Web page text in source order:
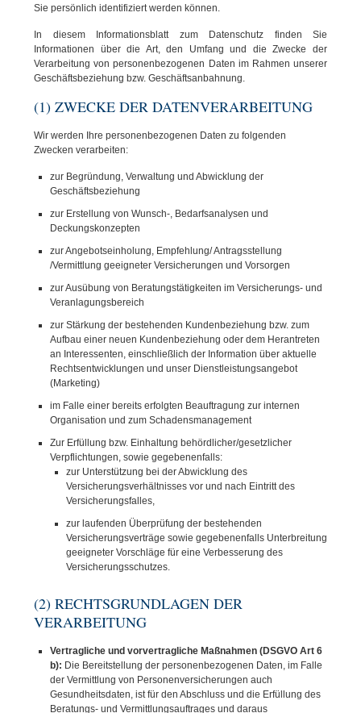
Sie persönlich identifiziert werden können.
In diesem Informationsblatt zum Datenschutz finden Sie
Informationen über die Art, den Umfang und die Zwecke der
Verarbeitung von personenbezogenen Daten im Rahmen unserer
Geschäftsbeziehung bzw. Geschäftsanbahnung.
(1) ZWECKE DER DATENVERARBEITUNG
Wir werden Ihre personenbezogenen Daten zu folgenden
Zwecken verarbeiten:
zur Begründung, Verwaltung und Abwicklung der
Geschäftsbeziehung
zur Erstellung von Wunsch-, Bedarfsanalysen und
Deckungskonzepten
zur Angebotseinholung, Empfehlung/ Antragsstellung
/Vermittlung geeigneter Versicherungen und Vorsorgen
zur Ausübung von Beratungstätigkeiten im Versicherungs- und
Veranlagungsbereich
zur Stärkung der bestehenden Kundenbeziehung bzw. zum
Aufbau einer neuen Kundenbeziehung oder dem Herantreten
an Interessenten, einschließlich der Information über aktuelle
Rechtsentwicklungen und unser Dienstleistungsangebot
(Marketing)
im Falle einer bereits erfolgten Beauftragung zur internen
Organisation und zum Schadensmanagement
Zur Erfüllung bzw. Einhaltung behördlicher/gesetzlicher
Verpflichtungen, sowie gegebenenfalls:
zur Unterstützung bei der Abwicklung des
Versicherungsverhältnisses vor und nach Eintritt des
Versicherungsfalles,
zur laufenden Überprüfung der bestehenden
Versicherungsverträge sowie gegebenenfalls Unterbreitung
geeigneter Vorschläge für eine Verbesserung des
Versicherungsschutzes.
(2) RECHTSGRUNDLAGEN DER
VERARBEITUNG
Vertragliche und vorvertragliche Maßnahmen (DSGVO Art 6
b): Die Bereitstellung der personenbezogenen Daten, im Falle
der Vermittlung von Personenversicherungen auch
Gesundheitsdaten, ist für den Abschluss und die Erfüllung des
Beratungs- und Vermittlungsauftrages und daraus